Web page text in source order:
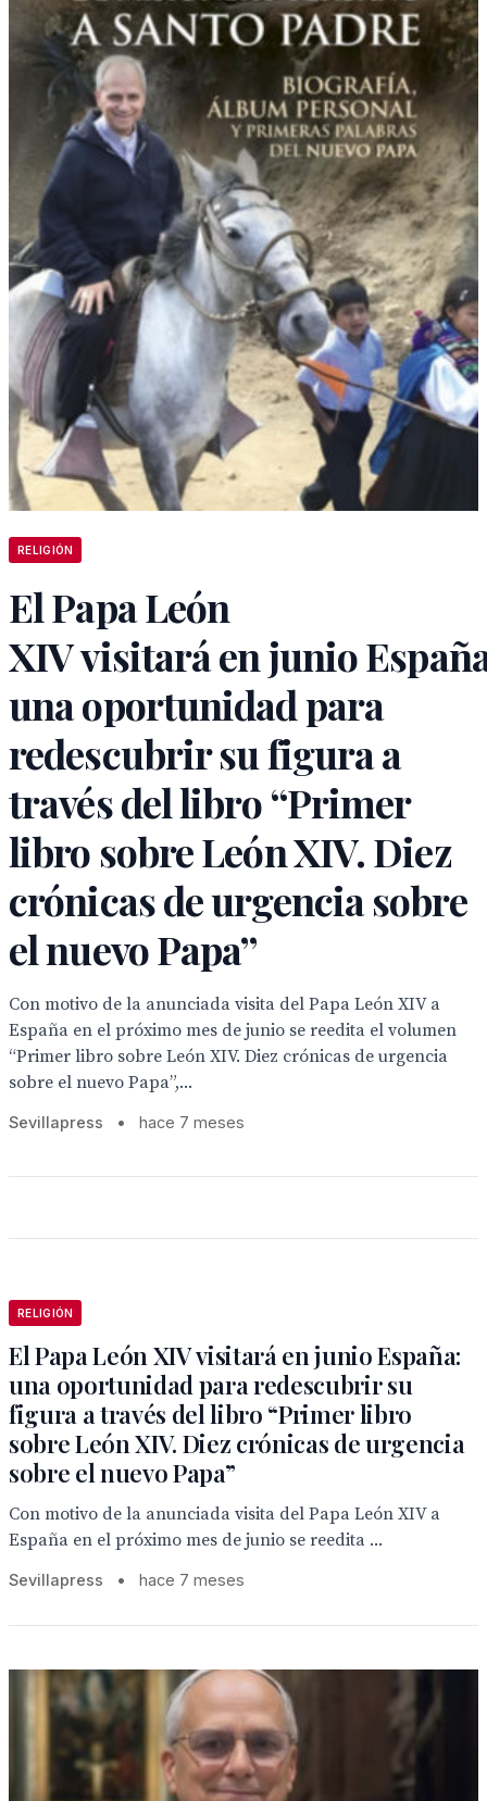
RELIGIÓN
El Papa León
XIV visitará en junio
una oportunidad para
redescubrir su figura a
través del libro “Primer
libro sobre León XIV. Diez
crónicas de urgencia sobre
el nuevo Papa”
Con motivo de la anunciada visita del Papa León XIV a
España en el próximo mes de junio se reedita el volumen
“Primer libro sobre León XIV. Diez crónicas de urgencia
sobre el nuevo Papa”,...
Sevillapress • hace 7 meses
RELIGIÓN
El Papa León XIV visitará en junio España:
una oportunidad para redescubrir su
figura a través del libro “Primer libro
sobre León XIV. Diez crónicas de urgencia
sobre el nuevo Papa”
Con motivo de la anunciada visita del Papa León XIV a
España en el próximo mes de junio se reedita ...
Sevillapress • hace 7 meses